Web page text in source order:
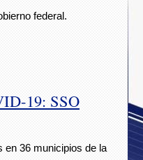
federal.
19: SSO
en 36 municipios de la